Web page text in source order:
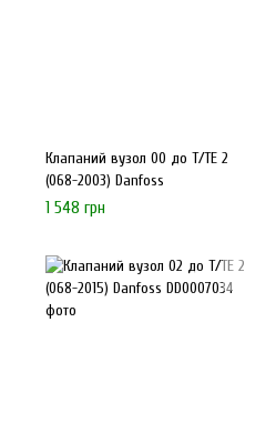
Клапаний вузол 00 до Т/ТЕ 2
(068-2003) Danfoss
1 548 грн